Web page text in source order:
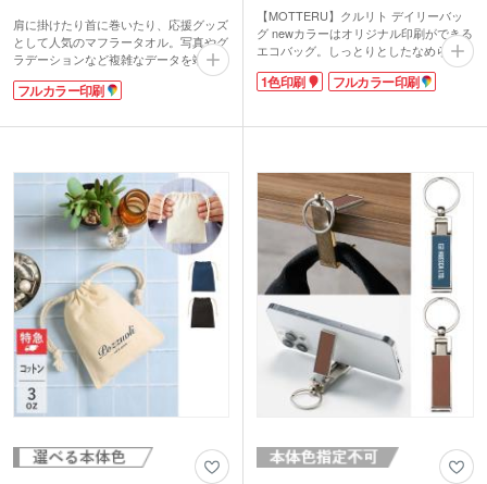
肩に掛けたり首に巻いたり、応援グッズ
として人気のマフラータオル。写真やグ
ラデーションなど複雑なデータを端まで
綺麗にプリントできます。高級感のある
特厚タイプは表面がなめらかな質感のラ
トン素材を使用しているので実用性も抜
カラーのデザインも1色のデザインも同
価格でご対応。1枚からの小ロットでご
注文いただけます。スポーツチームやラ
イブ・イベントのオリジナルグッズにい
かがでしょうか。
フルカラー印刷
【MOTTERU】クルリト デイリーバッ
グ newカラーはオリジナル印刷ができる
エコバッグ。しっとりとしたなめらかな
触り心地で、シワが戻りやすくキレイな
まま使えます。クルリとたためば手のひ
のエコバッグに戻れませんよ!
小売店での販売実績もある商品。ロゴ印
刷したオリジナルバッグは特別感がある
ノベルティになること間違いなしです。
※動画の商品はクルリト フラットバッグ
です
1色印刷 フルカラー印刷